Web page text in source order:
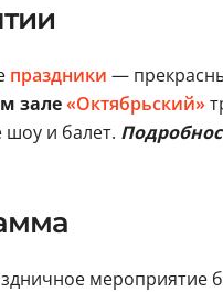
праздники —
зале«Октябрьский»
шоу и балет.
мероприятие